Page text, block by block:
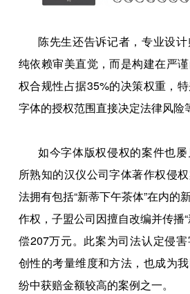
陈先生还告诉记者，专业设
纯依赖审美直觉，而是构建在严
权合规性占据35%的决策权重，
字体的授权范围直接决定法律风险
如今字体版权侵权的案件也
所熟知的汉仪公司字体著作权侵
法拥有包括“新蒂下午茶体”在内的
作权，子盟公司因擅自改编并传播
偿207万元。此案为司法认定侵
创性的考量维度和方法，也成为
纷中获赔金额较高的案例之一。